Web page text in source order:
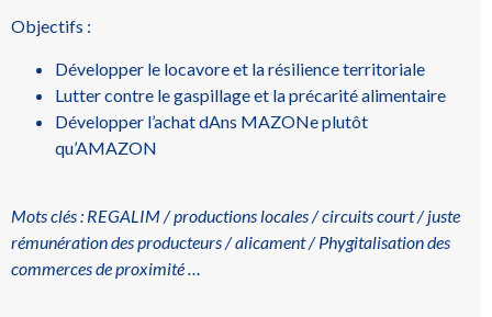
Objectifs :
Développer le locavore et la résilience territoriale
Lutter contre le gaspillage et la précarité alimentaire
Développer l’achat dAns MAZONe plutôt
qu’AMAZON
Mots clés : REGALIM / productions locales / circuits court / juste
rémunération des producteurs / alicament / Phygitalisation des
commerces de proximité…